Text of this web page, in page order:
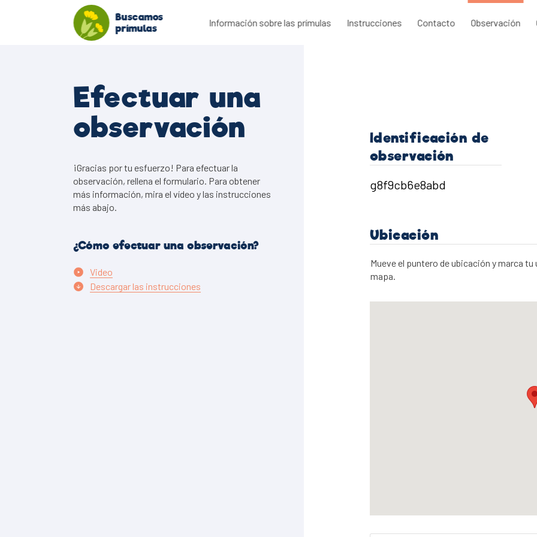
Buscamos
prímulas
Información sobre las prímulas Instrucciones Contacto Observación
Efectuar una
observación
¡Gracias por tu esfuerzo! Para efectuar la
observación, rellena el formulario. Para obtener
más información, mira el vídeo y las instrucciones
más abajo.
¿Cómo efectuar una observación?
Video
Descargar las instrucciones
Identificación de
observación
Ubicación
Mueve el puntero de ubicación y marca tu
mapa.